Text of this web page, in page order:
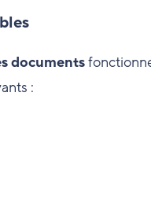
documents
: